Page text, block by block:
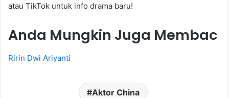
atau TikTok untuk info drama baru!
Anda Mungkin Juga Membac
Ririn Dwi Ariyanti
Aktor China